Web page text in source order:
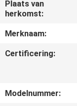
ONS
Plaats van
herkomst:
Merknaam:
Certificering:
Modelnummer: